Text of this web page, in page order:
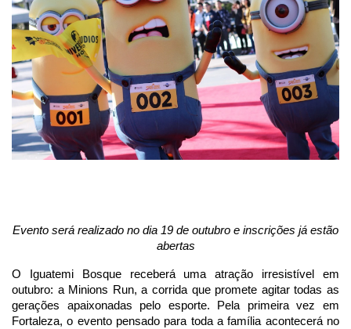
Evento será realizado no dia 19 de outubro e inscrições já estão
abertas
O Iguatemi Bosque receberá uma atração irresistível em
outubro: a Minions Run, a corrida que promete agitar todas as
gerações apaixonadas pelo esporte. Pela primeira vez em
Fortaleza, o evento pensado para toda a família acontecerá no